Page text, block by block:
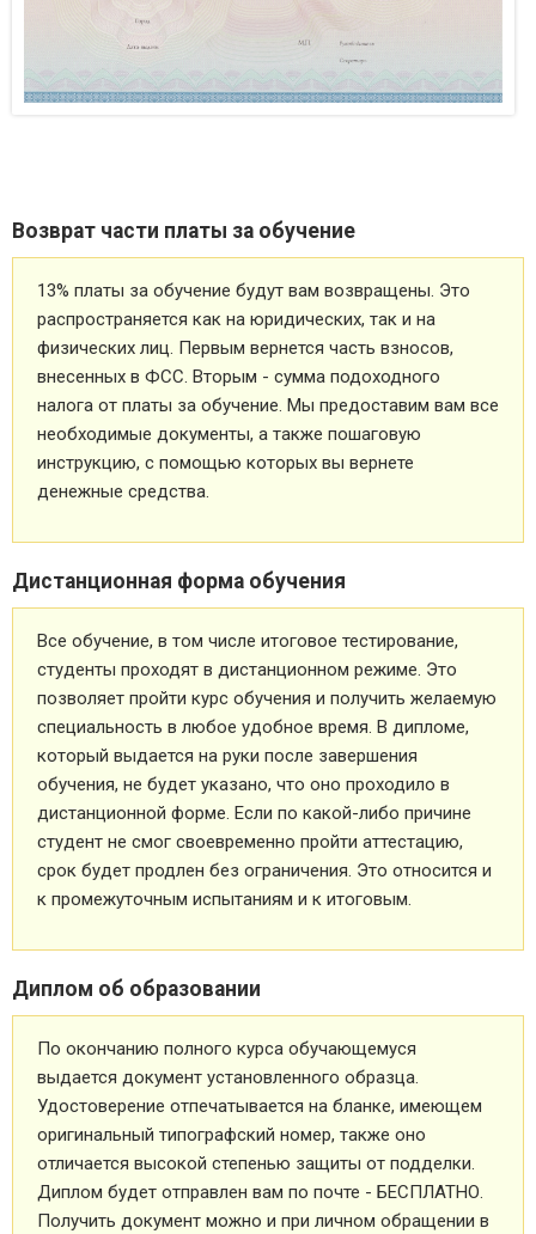
Возврат части платы за обучение
13% платы за обучение будут вам возвращены. Это
распространяется как на юридических, так и на
физических лиц. Первым вернется часть взносов,
внесенных в ФСС. Вторым - сумма подоходного
налога от платы за обучение. Мы предоставим вам все
необходимые документы, а также пошаговую
инструкцию, с помощью которых вы вернете
денежные средства.
Дистанционная форма обучения
Все обучение, в том числе итоговое тестирование,
студенты проходят в дистанционном режиме. Это
позволяет пройти курс обучения и получить желаемую
специальность в любое удобное время. В дипломе,
который выдается на руки после завершения
обучения, не будет указано, что оно проходило в
дистанционной форме. Если по какой-либо причине
студент не смог своевременно пройти аттестацию,
срок будет продлен без ограничения. Это относится и
к промежуточным испытаниям и к итоговым.
Диплом об образовании
По окончанию полного курса обучающемуся
выдается документ установленного образца.
Удостоверение отпечатывается на бланке, имеющем
оригинальный типографский номер, также оно
отличается высокой степенью защиты от подделки.
Диплом будет отправлен вам по почте - БЕСПЛАТНО.
Получить документ можно и при личном обращении в